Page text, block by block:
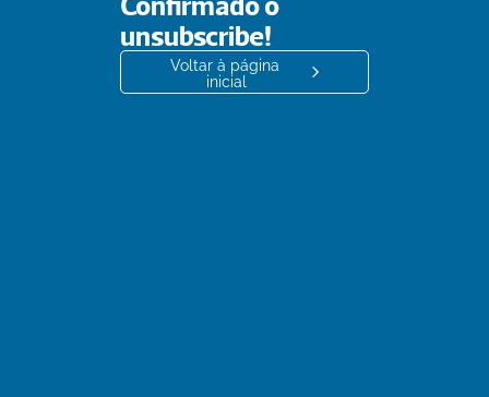
unsubscribe!
Voltar à página
inicial